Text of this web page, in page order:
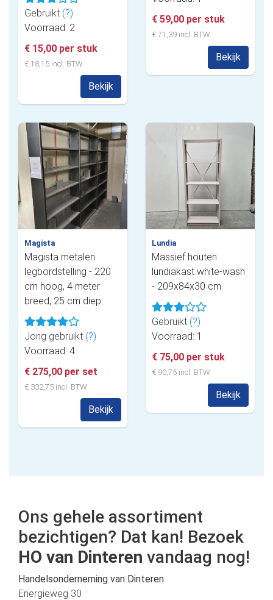
Gebruikt (?)
Voorraad: 2
€ 15,00 per stuk
€ 18,15 incl. BTW
Bekijk
€ 59,00 per stuk
€ 71,39 incl. BTW
Bekijk
Magista
Magista metalen
legbordstelling - 220
cm hoog, 4 meter
breed, 25 cm diep
Jong gebruikt (?)
Voorraad: 4
€ 275,00 per set
€ 332,75 incl. BTW
Bekijk
Lundia
Massief houten
lundiakast white-wash
- 209x84x30 cm
Gebruikt (?)
Voorraad: 1
€ 75,00 per stuk
€ 90,75 incl. BTW
Bekijk
Ons gehele assortiment
bezichtigen? Dat kan! Bezoek
HO van Dinteren vandaag nog!
Handelsonderneming van Dinteren
Energieweg 30